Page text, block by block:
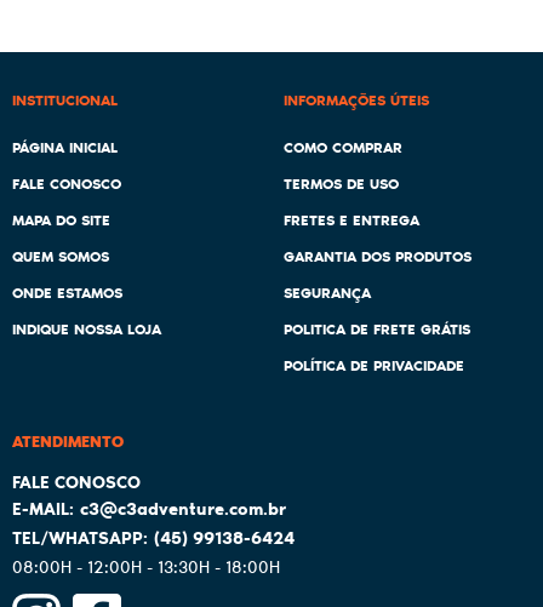
INSTITUCIONAL
PÁGINA INICIAL
FALE CONOSCO
MAPA DO SITE
QUEM SOMOS
ONDE ESTAMOS
INDIQUE NOSSA LOJA
INFORMAÇÕES ÚTEIS
COMO COMPRAR
TERMOS DE USO
FRETES E ENTREGA
GARANTIA DOS PRODUTOS
SEGURANÇA
POLITICA DE FRETE GRÁTIS
POLÍTICA DE PRIVACIDADE
ATENDIMENTO
(45)99138-6424
08:00H - 12:00H - 13:30H - 18:00H
c3@c3adventure.com.br